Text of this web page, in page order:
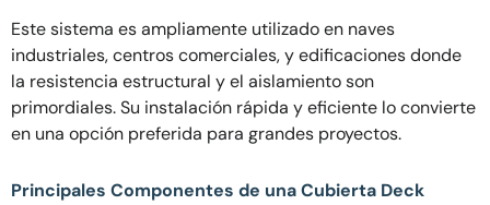
Este sistema es ampliamente utilizado en naves
industriales, centros comerciales, y edificaciones donde
la resistencia estructural y el aislamiento son
primordiales. Su instalación rápida y eficiente lo convierte
en una opción preferida para grandes proyectos.
Principales Componentes de una Cubierta Deck